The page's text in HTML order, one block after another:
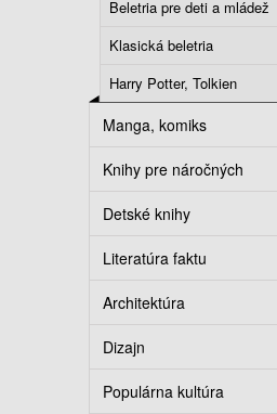
Beletria pre deti a mládež
Klasická beletria
Harry Potter, Tolkien
Manga, komiks
Knihy pre náročných
Detské knihy
Literatúra faktu
Architektúra
Dizajn
Populárna kultúra